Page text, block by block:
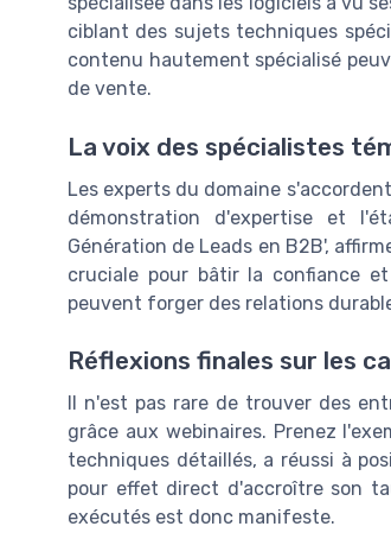
ciblant des sujets techniques
contenu hautement spécialisé
de vente.
La voix des spécialistes
Les experts du domaine
démonstration d'expertise et
Génération de Leads en B2B',
cruciale pour bâtir la confiance
peuvent forger des relations
Réflexions finales sur les
Il n'est pas rare de trouver des
grâce aux webinaires. Prenez
techniques détaillés, a réussi à
pour effet direct d'accroître son
exécutés est donc manifeste.